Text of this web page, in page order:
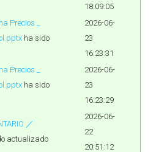
18:09:05
Precios _
ha sido
2026-06-
23
16:23:31
Precios _
ha sido
2026-06-
23
16:23:29
／
actualizado
2026-06-
22
20:51:12